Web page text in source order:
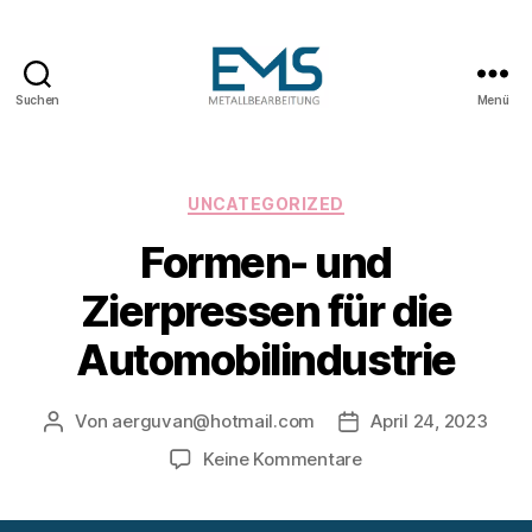
Suchen Menü
Kategorien
UNCATEGORIZED
Formen- und
Zierpressen für die
Automobilindustrie
Beitragsautor
Von aerguvan@hotmail.com
April 24, 2023
Keine Kommentarezu